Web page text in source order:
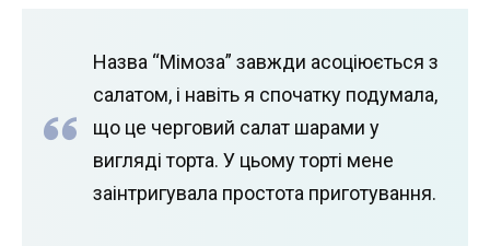
Назва “Мімоза” завжди асоціюється з
салатом, і навіть я спочатку подумала,
що це черговий салат шарами у
вигляді торта. У цьому торті мене
заінтригувала простота приготування.